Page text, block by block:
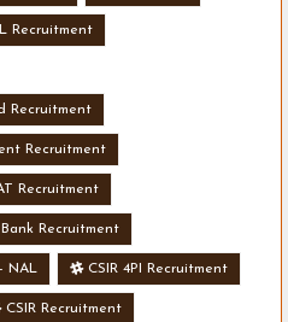
Recruitment
Recruitment
Recruitment
Recruitment
Bank Recruitment
NAL CSIR 4PI Recruitment
CSIR Recruitment